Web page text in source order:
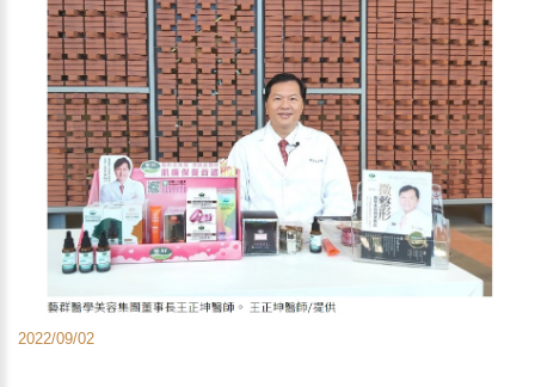
2022/09/02